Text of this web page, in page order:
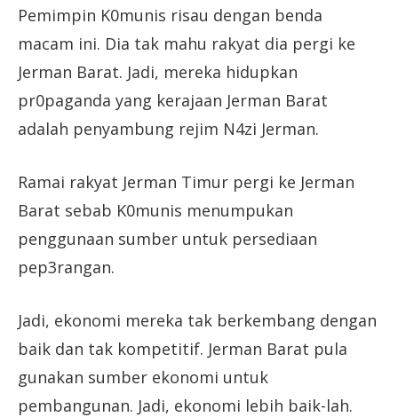
Pemimpin K0munis risau dengan benda
macam ini. Dia tak mahu rakyat dia pergi ke
Jerman Barat. Jadi, mereka hidupkan
pr0paganda yang kerajaan Jerman Barat
adalah penyambung rejim N4zi Jerman.
Ramai rakyat Jerman Timur pergi ke Jerman
Barat sebab K0munis menumpukan
penggunaan sumber untuk persediaan
pep3rangan.
Jadi, ekonomi mereka tak berkembang dengan
baik dan tak kompetitif. Jerman Barat pula
gunakan sumber ekonomi untuk
pembangunan. Jadi, ekonomi lebih baik-lah.